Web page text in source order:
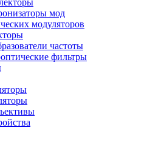
мод
модуляторов
частоты
фильтры